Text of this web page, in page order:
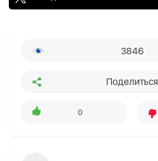
3846
Поделиться
0